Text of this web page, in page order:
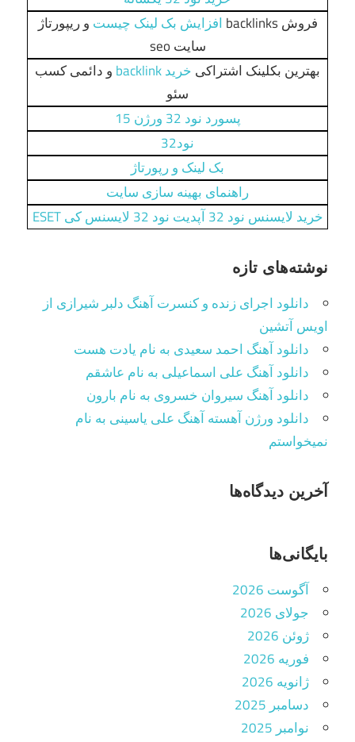
فروش backlinks
افزایش بک لینک چیست و ریپورتاژ
سایت seo
بهترین بکلینک اشتراکی خرید backlink
و دائمی کسب
سئو
پسورد نود 32 ورژن 15
نود32
بک لینک و رپورتاژ
راهنمای بهینه سازی سایت
خرید لایسنس نود 32 آپدیت نود 32 لایسنس کی ESET
نوشته‌های تازه
دانلود اجرای زنده و کنسرت آهنگ دلبر شیرازی از
اویس آتشین
دانلود آهنگ احمد سعیدی به نام یادت هست
دانلود آهنگ علی اسماعیلی به نام عاشقم
دانلود آهنگ سیروان خسروی به نام بارون
دانلود ورژن آهسته آهنگ علی یاسینی به نام
نمیخواستم
آخرین دیدگاه‌ها
بایگانی‌ها
آگوست 2026
جولای 2026
ژوئن 2026
فوریه 2026
ژانویه 2026
دسامبر 2025
نوامبر 2025